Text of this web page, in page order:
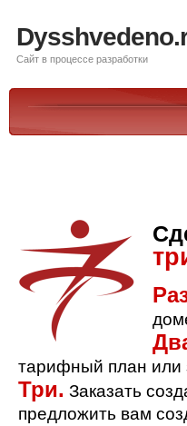
Сайт в процессе разработки
тарифный план или
Три. Заказать
предложить вам